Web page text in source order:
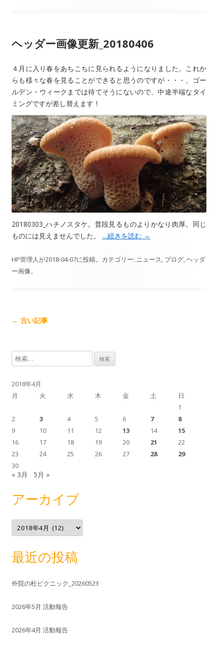
ヘッダー画像更新_20180406
４月に入り春をあちこちに見られるようになりました。これか
らも様々な春を見ることができると思うのですが・・・、ゴー
ルデン・ウィークまでは待てそうにないので、中途半端なタイ
ミングですが差し替えます！
20180303_ハチノスタケ。普段見るものよりかなり肉厚。同じ
ものには見えませんでした。 …続きを読む →
HP管理人が2018-04-07に投稿。カテゴリー: ニュース, ブログ,ヘッダ
ー画像。
記
ビ
ー
シ
ョ
ン
← 古い記事
検
索
2018年4月
月
火 水 木 金 土
日
1
2
3 4 5 6 7
8
9
10 11 12 13 14
15
16
17 18 19 20 21
22
23
24 25 26 27 28
29
30
« 3月 5月 »
アーカイブ
ア
ー
カ
ブ
最近の投稿
外院の杜ピクニック_20260523
2026年5月 活動報告
2026年4月 活動報告